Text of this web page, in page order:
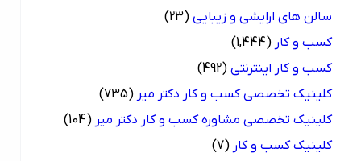
سالن های ارایشی و زیبایی (23)
کسب و کار (1,444)
کسب و کار اینترنتی (492)
کلینیک تخصصی کسب و کار دکتر میر (735)
کلینیک تخصصی مشاوره کسب و کار دکتر میر (104)
کلینیک کسب و کار (7)